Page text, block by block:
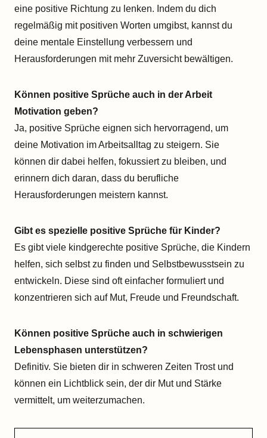
eine positive Richtung zu lenken. Indem du dich
regelmäßig mit positiven Worten umgibst, kannst du
deine mentale Einstellung verbessern und
Herausforderungen mit mehr Zuversicht bewältigen.
Können positive Sprüche auch in der Arbeit
Motivation geben?
Ja, positive Sprüche eignen sich hervorragend, um
deine Motivation im Arbeitsalltag zu steigern. Sie
können dir dabei helfen, fokussiert zu bleiben, und
erinnern dich daran, dass du berufliche
Herausforderungen meistern kannst.
Gibt es spezielle positive Sprüche für Kinder?
Es gibt viele kindgerechte positive Sprüche, die Kindern
helfen, sich selbst zu finden und Selbstbewusstsein zu
entwickeln. Diese sind oft einfacher formuliert und
konzentrieren sich auf Mut, Freude und Freundschaft.
Können positive Sprüche auch in schwierigen
Lebensphasen unterstützen?
Definitiv. Sie bieten dir in schweren Zeiten Trost und
können ein Lichtblick sein, der dir Mut und Stärke
vermittelt, um weiterzumachen.